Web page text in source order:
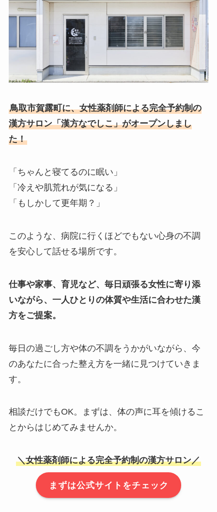
鳥取市賀露町に、女性薬剤師による完全予約制の
漢方サロン「漢方なでしこ」がオープンしまし
た！
「ちゃんと寝てるのに眠い」
「冷えや肌荒れが気になる」
「もしかして更年期？」
このような、病院に行くほどでもない心身の不調
を安心して話せる場所です。
仕事や家事、育児など、毎日頑張る女性に寄り添
いながら、一人ひとりの体質や生活に合わせた漢
方をご提案。
毎日の過ごし方や体の不調をうかがいながら、今
のあなたに合った整え方を一緒に見つけていきま
す。
相談だけでもOK。まずは、体の声に耳を傾けるこ
とからはじめてみませんか。
＼女性薬剤師による完全予約制の漢方サロン／
まずは公式サイトをチェック